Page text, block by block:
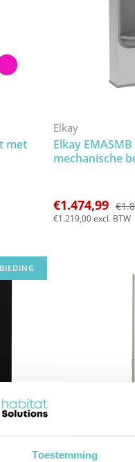
Toestemming
anemone
met
Elkay
Elkay
mechanische
€1.474,99
€1.219,00excl. BTW